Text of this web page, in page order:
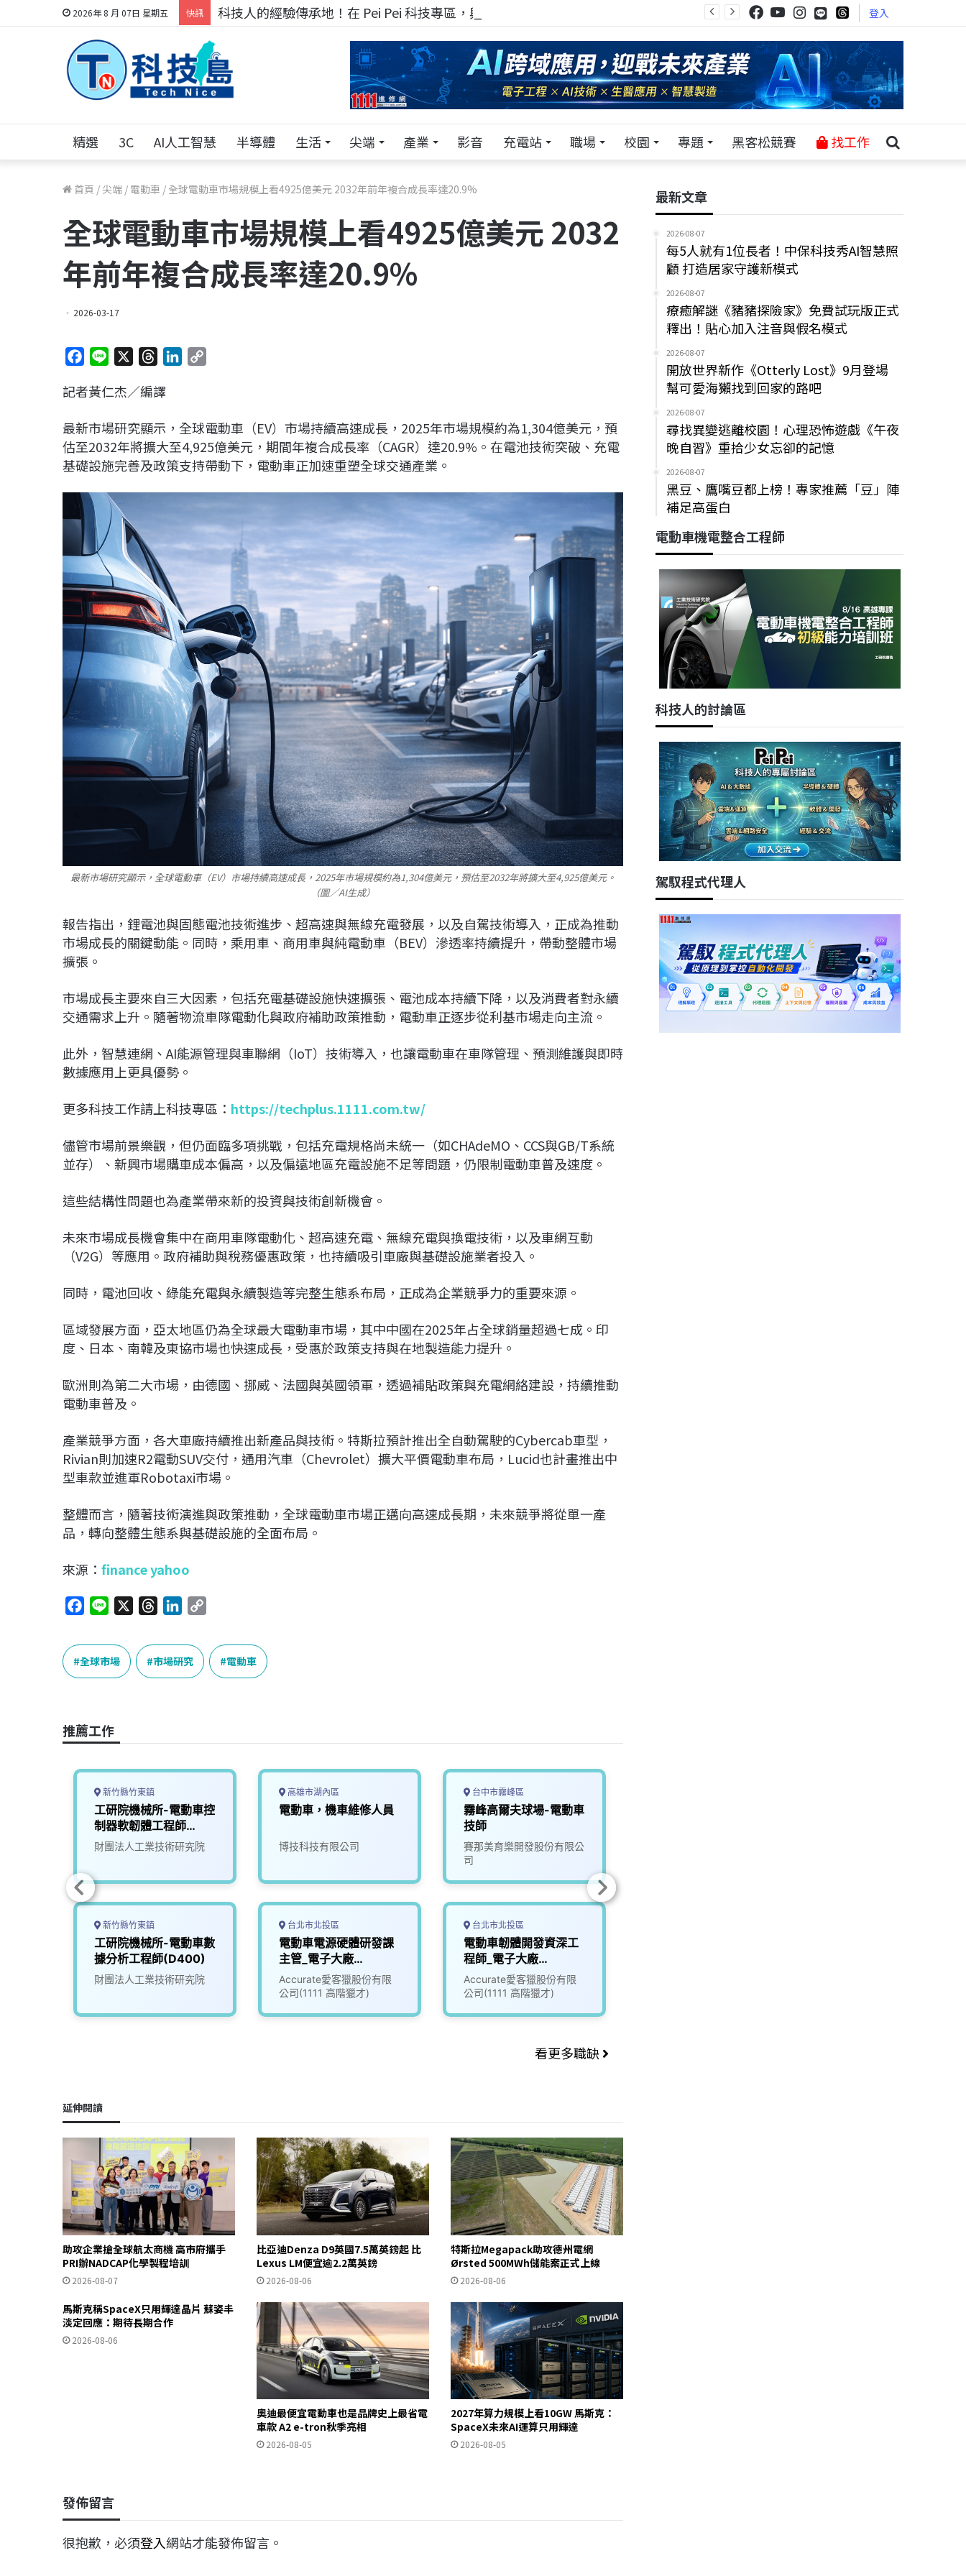
2026年 8 月 07日 星期五 快訊 科技人的經驗傳承地！在 Pei Pei 科技專區，與學弟妹交流最硬核的技術 登入
精選 3C AI人工智慧 半導體 生活 尖端 產業 影音 充電站 職場 校園 專題 黑客松競賽 找工作
首頁 /尖端 / 電動車 / 全球電動車市場規模上看4925億美元 2032年前年複合成長率達20.9%
全球電動車市場規模上看4925億美元 2032
年前年複合成長率達20.9%
2026-03-17
c
b
o
o
n
r
a
d
s
e
d
I
L
i
n
記者黃仁杰／編譯
最新市場研究顯示，全球電動車（EV）市場持續高速成長，2025年市場規模約為1,304億美元，預
估至2032年將擴大至4,925億美元，期間年複合成長率（CAGR）達20.9%。在電池技術突破、充電
基礎設施完善及政策支持帶動下，電動車正加速重塑全球交通產業。
最新市場研究顯示，全球電動車（EV）市場持續高速成長，2025年市場規模約為1,304億美元，預估至2032年將擴大至4,925億美元。
（圖／AI生成）
報告指出，鋰電池與固態電池技術進步、超高速與無線充電發展，以及自駕技術導入，正成為推動
市場成長的關鍵動能。同時，乘用車、商用車與純電動車（BEV）滲透率持續提升，帶動整體市場
擴張。
市場成長主要來自三大因素，包括充電基礎設施快速擴張、電池成本持續下降，以及消費者對永續
交通需求上升。隨著物流車隊電動化與政府補助政策推動，電動車正逐步從利基市場走向主流。
此外，智慧連網、AI能源管理與車聯網（IoT）技術導入，也讓電動車在車隊管理、預測維護與即時
數據應用上更具優勢。
更多科技工作請上科技專區： https://techplus.1111.com.tw/
儘管市場前景樂觀，但仍面臨多項挑戰，包括充電規格尚未統一（如CHAdeMO、CCS與GB/T系統
並存）、新興市場購車成本偏高，以及偏遠地區充電設施不足等問題，仍限制電動車普及速度。
這些結構性問題也為產業帶來新的投資與技術創新機會。
未來市場成長機會集中在商用車隊電動化、超高速充電、無線充電與換電技術，以及車網互動
（V2G）等應用。政府補助與稅務優惠政策，也持續吸引車廠與基礎設施業者投入。
同時，電池回收、綠能充電與永續製造等完整生態系布局，正成為企業競爭力的重要來源。
區域發展方面，亞太地區仍為全球最大電動車市場，其中中國在2025年占全球銷量超過七成。印
度、日本、南韓及東協市場也快速成長，受惠於政策支持與在地製造能力提升。
歐洲則為第二大市場，由德國、挪威、法國與英國領軍，透過補貼政策與充電網絡建設，持續推動
電動車普及。
產業競爭方面，各大車廠持續推出新產品與技術。特斯拉預計推出全自動駕駛的Cybercab車型，
Rivian則加速R2電動SUV交付，通用汽車（Chevrolet）擴大平價電動車布局，Lucid也計畫推出中
型車款並進軍Robotaxi市場。
整體而言，隨著技術演進與政策推動，全球電動車市場正邁向高速成長期，未來競爭將從單一產
品，轉向整體生態系與基礎設施的全面布局。
來源： finance yahoo
c
e
b
k
n
e
r
e
a
n
k
e
y
全球市場 市場研究 電動車
推薦工作
新竹縣竹東鎮
工研院機械所-電動車控
制器軟韌體工程師
(D400)
財團法人工業技術研究院
新竹縣竹東鎮
工研院機械所-電動車數
據分析工程師(D400)
財團法人工業技術研究院
高雄市湖內區
電動車，機車維修人員
博技科技有限公司
台北市北投區
電動車電源硬體研發課
主管_電子大廠
(3010017)
Accurate愛客獵股份有限
公司(1111 高階獵才)
台中市霧峰區
霧峰高爾夫球場-電動車
技師
賽那美育樂開發股份有限公
司
台北市北投區
電動車韌體開發資深工
程師_電子大廠
(3010016)
Accurate愛客獵股份有限
公司(1111 高階獵才)
看更多職缺
延伸閱讀
助攻企業搶全球航太商機 高市府攜手
PRI辦NADCAP化學製程培訓
2026-08-07
比亞迪Denza D9英國7.5萬英鎊起 比
Lexus LM便宜逾2.2萬英鎊
2026-08-06
特斯拉Megapack助攻德州電網
Ørsted 500MWh儲能案正式上線
2026-08-06
馬斯克稱SpaceX只用輝達晶片 蘇姿丰
淡定回應：期待長期合作
2026-08-06
奧迪最便宜電動車也是品牌史上最省電
車款 A2 e-tron秋季亮相
2026-08-05
2027年算力規模上看10GW 馬斯克：
SpaceX未來AI運算只用輝達
2026-08-05
發佈留言
很抱歉，必須登入網站才能發佈留言。
最新文章
2026-08-07
每5人就有1位長者！中保科技秀AI智慧照
顧 打造居家守護新模式
2026-08-07
療癒解謎《豬豬探險家》免費試玩版正式
釋出！貼心加入注音與假名模式
2026-08-07
開放世界新作《Otterly Lost》9月登場
幫可愛海獺找到回家的路吧
2026-08-07
尋找異變逃離校園！心理恐怖遊戲《午夜
晚自習》重拾少女忘卻的記憶
2026-08-07
黑豆、鷹嘴豆都上榜！專家推薦「豆」陣
補足高蛋白
電動車機電整合工程師
科技人的討論區
駕馭程式代理人